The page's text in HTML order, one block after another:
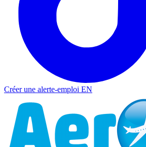
Créer une alerte-emploi EN